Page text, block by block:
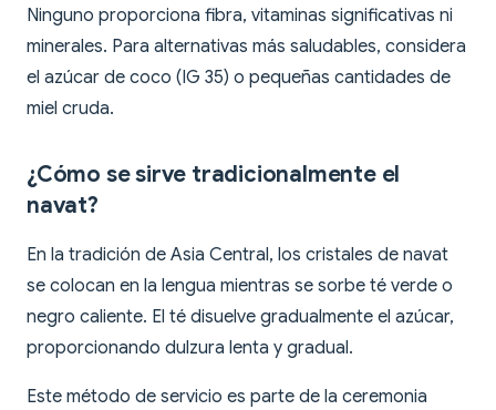
Ninguno proporciona fibra, vitaminas significativas ni
minerales. Para alternativas más saludables, considera
el azúcar de coco (IG 35) o pequeñas cantidades de
miel cruda.
¿Cómo se sirve tradicionalmente el
navat?
En la tradición de Asia Central, los cristales de navat
se colocan en la lengua mientras se sorbe té verde o
negro caliente. El té disuelve gradualmente el azúcar,
proporcionando dulzura lenta y gradual.
Este método de servicio es parte de la ceremonia